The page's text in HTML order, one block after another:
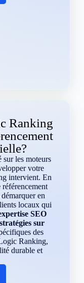
Ranking
les moteurs
votre
intervient. En
référencement
en
locaux qui
SEO
sur
des
Ranking,
durable et